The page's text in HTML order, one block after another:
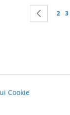
Pagina Pagina
2 3
Cookie